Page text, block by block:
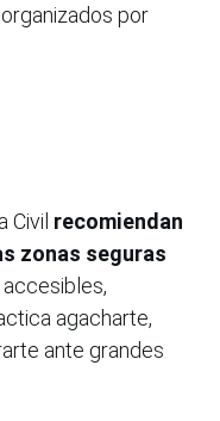
por
Civil recomiendan
zonas seguras
agacharte,
ante grandes